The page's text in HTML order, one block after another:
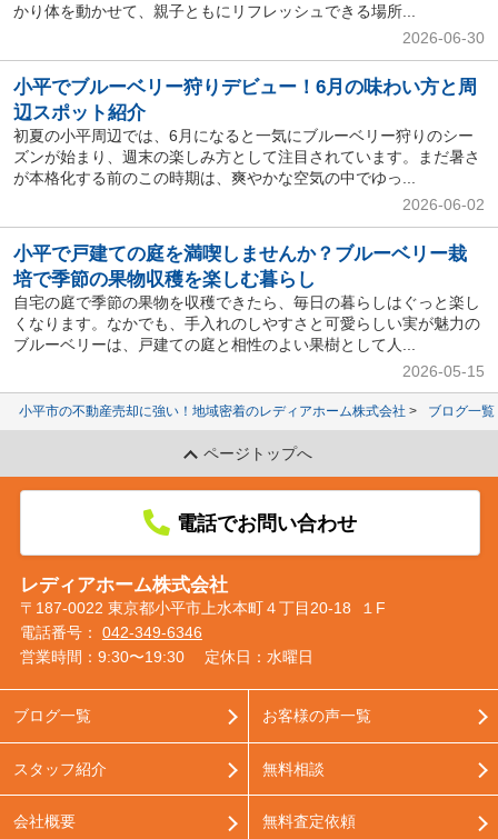
かり体を動かせて、親子ともにリフレッシュできる場所...
2026-06-30
小平でブルーベリー狩りデビュー！6月の味わい方と周
辺スポット紹介
初夏の小平周辺では、6月になると一気にブルーベリー狩りのシー
ズンが始まり、週末の楽しみ方として注目されています。まだ暑さ
が本格化する前のこの時期は、爽やかな空気の中でゆっ...
2026-06-02
小平で戸建ての庭を満喫しませんか？ブルーベリー栽
培で季節の果物収穫を楽しむ暮らし
自宅の庭で季節の果物を収穫できたら、毎日の暮らしはぐっと楽し
くなります。なかでも、手入れのしやすさと可愛らしい実が魅力の
ブルーベリーは、戸建ての庭と相性のよい果樹として人...
2026-05-15
小平市の不動産売却に強い！地域密着のレディアホーム株式会社 ブログ一覧
ページトップへ
電話でお問い合わせ
レディアホーム株式会社
〒187-0022 東京都小平市上水本町４丁目20-18 １F
電話番号： 042-349-6346
営業時間：9:30〜19:30
定休日：水曜日
ブログ一覧
スタッフ紹介
会社概要
お客様の声一覧
無料相談
無料査定依頼